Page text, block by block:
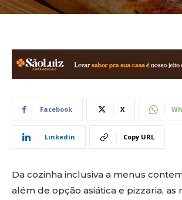
Facebook X
Linkedin Copy URL
Da cozinha inclusiva a menus
além de opção asiática e pizzaria, as